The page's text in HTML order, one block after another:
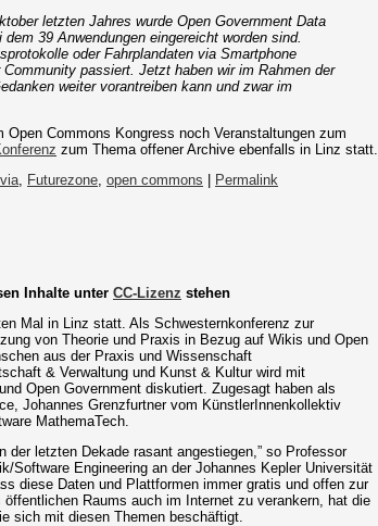
letzten Jahres wurde Open Government Data
39 Anwendungen eingereicht worden sind.
oder Fahrplandaten via Smartphone
passiert. Jetzt haben wir im Rahmen der
weiter vorantreiben kann und zwar im
Commons Kongress noch Veranstaltungen zum
zum Thema offener Archive ebenfalls in Linz statt.
, Futurezone, open commons Permalink
Inhalte unter CC-Lizenz stehen
Mal in Linz statt. Als Schwesternkonferenz zur
von Theorie und Praxis in Bezug auf Wikis und Open
aus der Praxis und Wissenschaft
& Verwaltung und Kunst & Kultur wird mit
Open Government diskutiert. Zugesagt haben als
Johannes Grenzfurtner vom KünstlerInnenkollektiv
MathemaTech.
letzten Dekade rasant angestiegen,” so Professor
Engineering an der Johannes Kepler Universität
diese Daten und Plattformen immer gratis und offen zur
Raums auch im Internet zu verankern, hat die
sich mit diesen Themen beschäftigt.